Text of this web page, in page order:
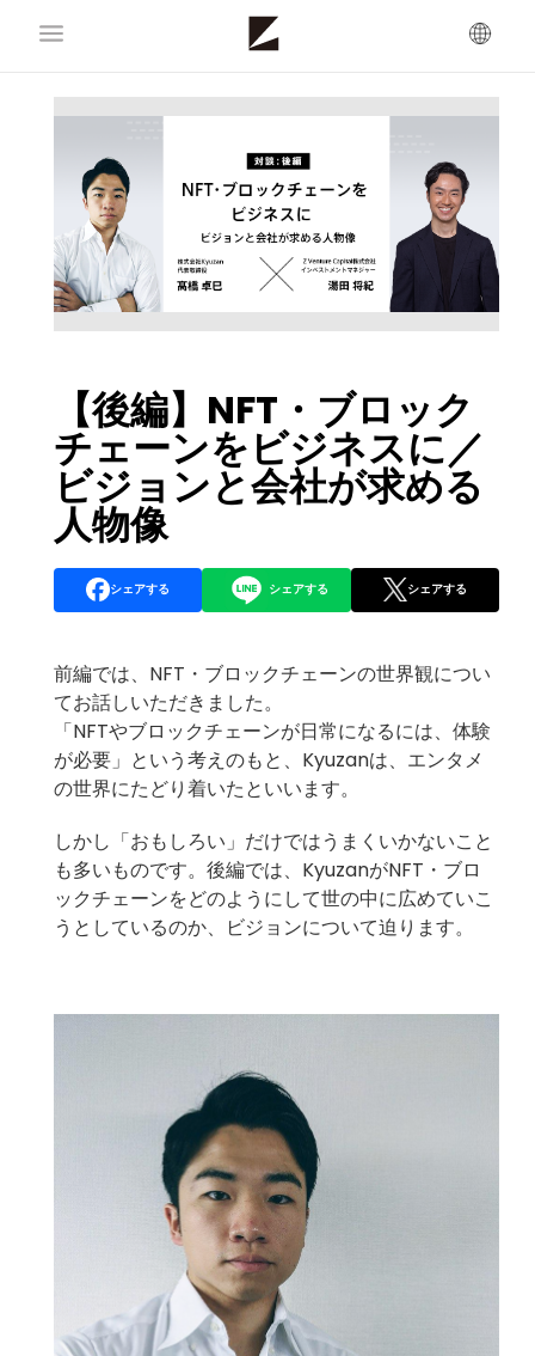
【後編】NFT・ブロック
チェーンをビジネスに／
ビジョンと会社が求める
人物像
シェアする シェアする シェアする
前編では、NFT・ブロックチェーンの世界観につい
てお話しいただきました。
「NFTやブロックチェーンが日常になるには、体験
が必要」という考えのもと、 Kyuzanは、エンタメ
の世界にたどり着いたといいます。
しかし「おもしろい」だけではうまくいかないこと
も多いものです。後編では、KyuzanがNFT・ブロ
ックチェーンをどのようにして世の中に広めていこ
うとしているのか、ビジョンについて迫ります。